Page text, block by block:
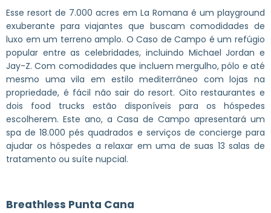
Esse resort de 7.000 acres em La Romana é um playground
exuberante para viajantes que buscam comodidades de
luxo em um terreno amplo. O Caso de Campo é um refúgio
popular entre as celebridades, incluindo Michael Jordan e
Jay-Z. Com comodidades que incluem mergulho, pólo e até
mesmo uma vila em estilo mediterrâneo com lojas na
propriedade, é fácil não sair do resort. Oito restaurantes e
dois food trucks estão disponíveis para os hóspedes
escolherem. Este ano, a Casa de Campo apresentará um
spa de 18.000 pés quadrados e serviços de concierge para
ajudar os hóspedes a relaxar em uma de suas 13 salas de
tratamento ou suíte nupcial.
Breathless Punta Cana